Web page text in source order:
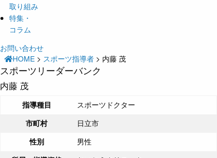
取り組み
特集・
コラム
お問い合わせ
HOME > スポーツ指導者 > 内藤 茂
スポーツリーダーバンク
内藤 茂
指導種目 スポーツドクター
市町村 日立市
性別 男性